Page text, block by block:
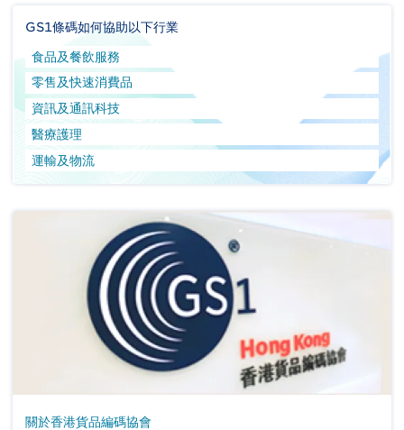
GS1條碼如何協助以下行業
食品及餐飲服務
零售及快速消費品
資訊及通訊科技
醫療護理
運輸及物流
關於香港貨品編碼協會